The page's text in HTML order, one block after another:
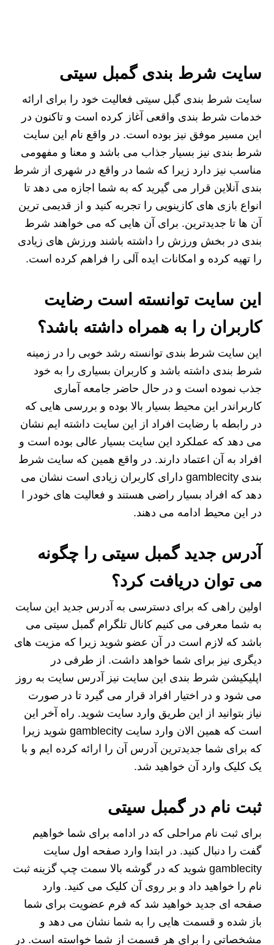
سایت شرط بندی گمبل سیتی
سایت شرط بندی گبل سیتی فعالیت خود را برای ارائه
خدمات شرط بندی واقعی آغاز کرده است و تاکنون در
این مسیر موفق نیز بوده است. در واقع نام این سایت
شرط بندی نیز بسیار جذاب می باشد و معنا و مفهومی
مناسب نیز دارد زیرا که شما در واقع در شهری از شرط
بندی آنلاین قرار می گیرید که به شما اجازه می دهد تا
انواع بازی های کازینویی را تجربه کنید و از قدیمی ترین
آن ها تا جدیدترین. برای آن هایی که می خواهند شرط
بندی در بخش ورزش را داشته باشند ورزش های زیادی
را تهیه کرده و امکانات ایده آلی را فراهم کرده است.
این سایت توانسته است رضایت
کاربران را به همراه داشته باشد؟
این سایت شرط بندی توانسته رشد خوبی را در زمینه
شرط بندی داشته باشد و کاربران بسیاری را به خود
جذب نموده است و در حال حاضر جامعه آماری
کاربراندر این محیط بسیار بالا بوده و بررسی هایی که
در رابطه با رضایت افراد از این سایت داشته ایم نشان
می دهد که عملکرد این سایت بسیار عالی بوده است و
افراد به آن اعتماد دارند. در واقع همین که سایت شرط
بندی gamblecity دارای کاربران زیادی است نشان می
دهد که افراد بسیار راضی هستند و فعالیت های خودر ا
در این محیط ادامه می دهند.
آدرس جدید گمبل سیتی را چگونه
می توان دریافت کرد؟
اولین راهی که برای دسترسی به آدرس جدید این سایت
به شما معرفی می کنیم کانال تلگرام گمبل سیتی می
باشد که لازم است در آن عضو شوید زیرا که مزیت های
دیگری نیز برای شما خواهد داشت. از طرفی در
اپلیکیشن شرط بندی این سایت نیز آدرس سایت به روز
می شود و در اختیار افراد قرار می گیرد تا در صورت
نیاز بتوانید از این طریق وارد سایت شوید. راه آخر این
است که همین الان وارد سایت gamblecity شوید زیرا
که برای شما جدیدترین آدرس آن را ارائه کرده ایم و با
یک کلیک وارد آن خواهید شد.
ثبت نام در گمبل سیتی
برای ثبت نام مراحلی که در ادامه برای شما خواهیم
گفت را دنبال کنید. در ابتدا وارد صفحه اول سایت
gamblecity شوید که در گوشه بالا سمت چپ گزینه ثبت
نام را خواهید داد و بر روی آن کلیک می کنید. وارد
صفحه ای جدید خواهید شد که فرم عضویت برای شما
باز شده و قسمت هایی را به شما نشان می دهد و
مشخصاتی را برای هر قسمت از شما خواسته است. در